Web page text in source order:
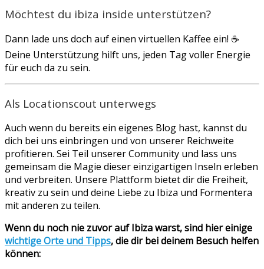
Möchtest du ibiza inside unterstützen?
Dann lade uns doch auf einen virtuellen Kaffee ein! ☕
Deine Unterstützung hilft uns, jeden Tag voller Energie
für euch da zu sein.
Als Locationscout unterwegs
Auch wenn du bereits ein eigenes Blog hast, kannst du
dich bei uns einbringen und von unserer Reichweite
profitieren. Sei Teil unserer Community und lass uns
gemeinsam die Magie dieser einzigartigen Inseln erleben
und verbreiten. Unsere Plattform bietet dir die Freiheit,
kreativ zu sein und deine Liebe zu Ibiza und Formentera
mit anderen zu teilen.
Wenn du noch nie zuvor auf Ibiza warst, sind hier einige
wichtige Orte und Tipps, die dir bei deinem Besuch helfen
können: